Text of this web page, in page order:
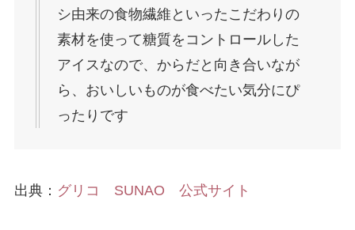
シ由来の食物繊維といったこだわりの
素材を使って糖質をコントロールした
アイスなので、からだと向き合いなが
ら、おいしいものが食べたい気分にぴ
ったりです
出典： グリコ SUNAO 公式サイト